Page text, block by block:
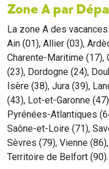
Zone A par
La zone A des
Ain (01), Allier (03),
Charente-Maritime (17),
(23), Dordogne (24),
Isère (38), Jura (39),
(43), Lot-et-Garonne
Pyrénées-Atlantiques
Saône-et-Loire (71),
Sèvres (79), Vienne
Territoire de Belfort (90).